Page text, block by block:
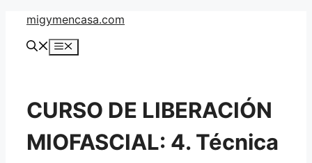
Saltar
contenido
migymencasa.com
Menú
CURSO DE LIBERACIÓN
MIOFASCIAL: 4. Técnica